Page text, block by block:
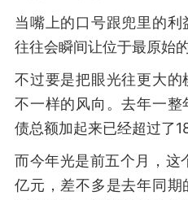
当嘴上的口号跟兜里的
往往会瞬间让位于最原始
不过要是把眼光往更大
不一样的风向。去年一
债总额加起来已经超过了
而今年光是前五个月，这
亿元，差不多是去年同